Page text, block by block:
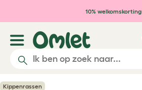
Ga naar de hoofdinhoud
10% welkomskorting
Kippenrassen